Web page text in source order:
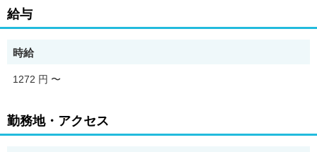
合。更新上限なし。
◆ご希望があれば、通勤可能な範囲内で同一求人を掲載している
給与
時給
1272 円 〜
勤務地・アクセス